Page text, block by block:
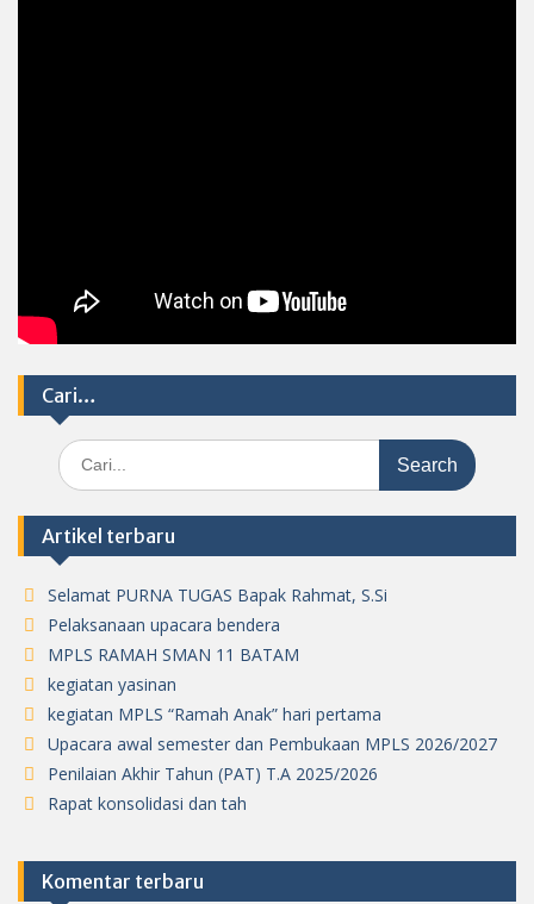
Cari…
Search
for:
Artikel terbaru
Selamat PURNA TUGAS Bapak Rahmat, S.Si
Pelaksanaan upacara bendera
MPLS RAMAH SMAN 11 BATAM
kegiatan yasinan
kegiatan MPLS “Ramah Anak” hari pertama
Upacara awal semester dan Pembukaan MPLS 2026/2027
Penilaian Akhir Tahun (PAT) T.A 2025/2026
Rapat konsolidasi dan tah
Komentar terbaru